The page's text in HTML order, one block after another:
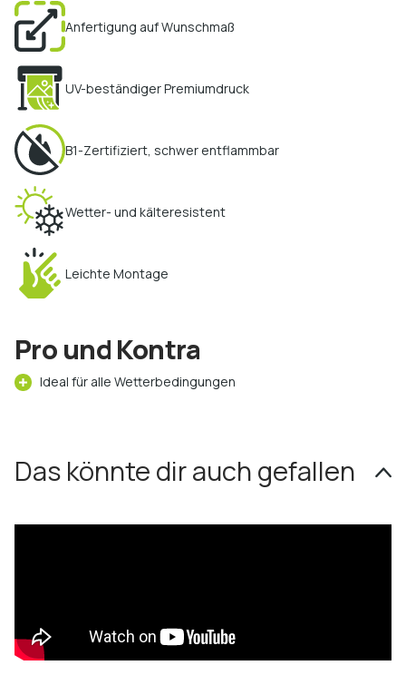
Anfertigung auf Wunschmaß
UV-beständiger Premiumdruck
B1-Zertifiziert, schwer entflammbar
Wetter- und kälteresistent
Leichte Montage
Pro und Kontra
Ideal für alle Wetterbedingungen
Das könnte dir auch gefallen